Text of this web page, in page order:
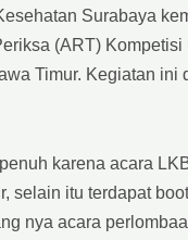
Surabaya
(ART)
Timur. Kegiatan
karena acara
selain itu terdapat
nya acara